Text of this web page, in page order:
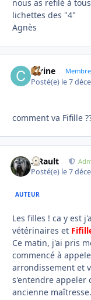
nous as refilé à
lichettes des "4"
Agnès
carine
Posté(e) le 7
comment va Fifille
S.Rault
Posté(e) le 7
AUTEUR
Les filles ! ca y est
vétérinaires et
Ce matin, j'ai pris
commencé à
arrondissement et
s'entendre appeler
ancienne maîtresse.